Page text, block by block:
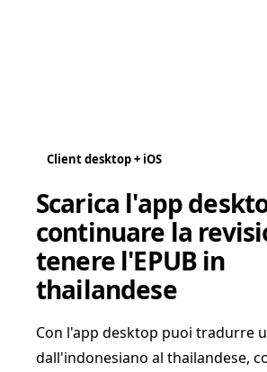
Client desktop + iOS
Scarica l'app
continuare la
tenere l'EPUB in
thailandese
Con l'app desktop puoi tradurre
dall'indonesiano al thailandese,